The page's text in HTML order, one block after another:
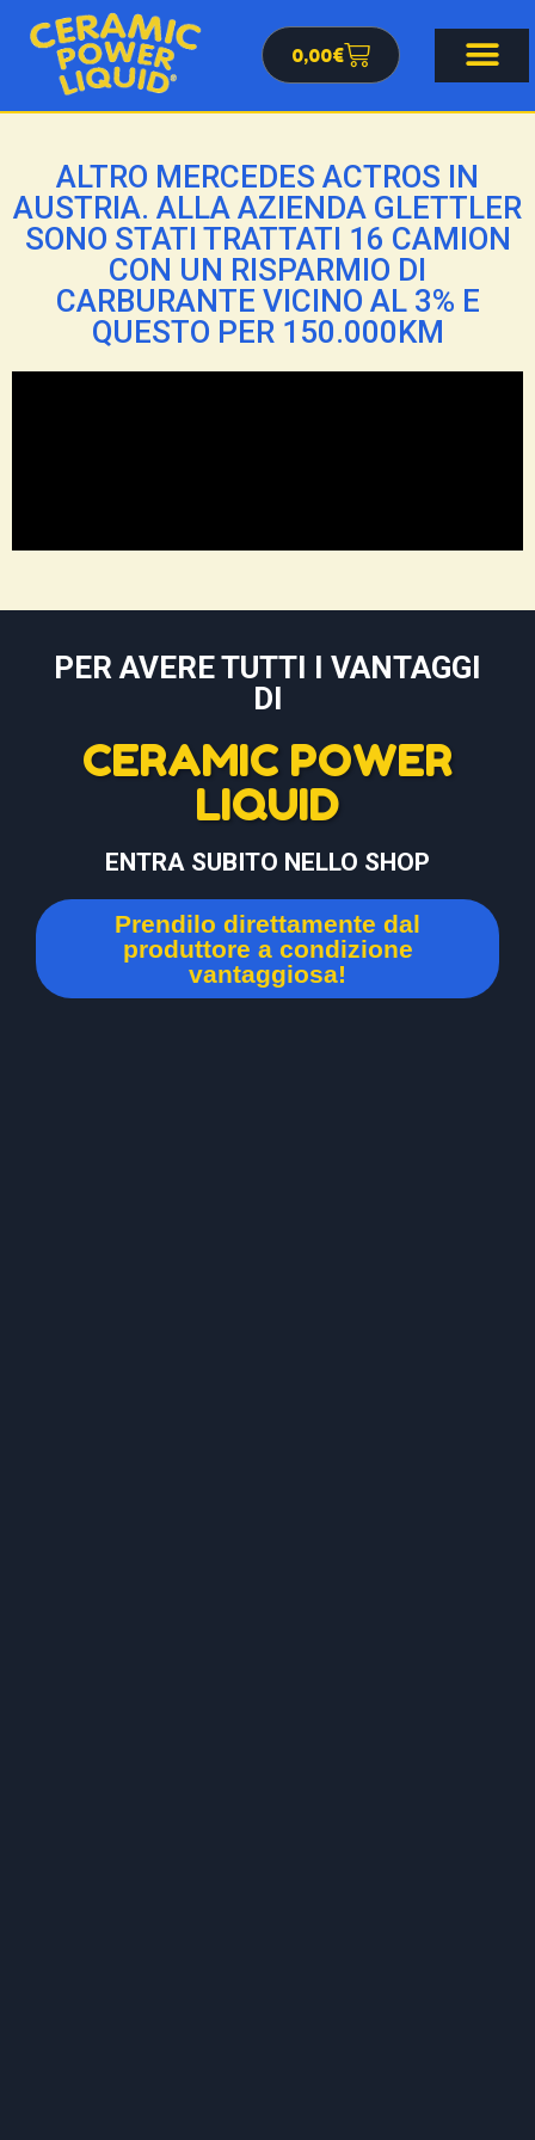
0,00€
ALTRO MERCEDES ACTROS IN
AUSTRIA. ALLA AZIENDA GLETTLER
SONO STATI TRATTATI 16 CAMION
CON UN RISPARMIO DI
CARBURANTE VICINO AL 3% E
QUESTO PER 150.000KM
PER AVERE TUTTI I VANTAGGI
DI
CERAMIC POWER
LIQUID
ENTRA SUBITO NELLO SHOP
Prendilo direttamente dal
produttore a condizione
vantaggiosa!